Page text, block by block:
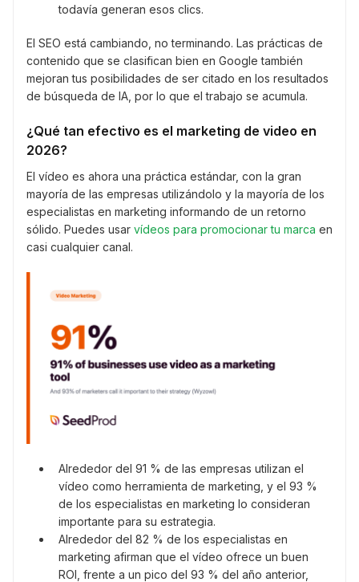
todavía generan esos clics.
El SEO está cambiando, no terminando. Las prácticas de
contenido que se clasifican bien en Google también
mejoran tus posibilidades de ser citado en los resultados
de búsqueda de IA, por lo que el trabajo se acumula.
¿Qué tan efectivo es el marketing de video en
2026?
El vídeo es ahora una práctica estándar, con la gran
mayoría de las empresas utilizándolo y la mayoría de los
especialistas en marketing informando de un retorno
sólido. Puedes usar vídeos para promocionar tu marca en
casi cualquier canal.
Alrededor del 91 % de las empresas utilizan el
vídeo como herramienta de marketing, y el 93 %
de los especialistas en marketing lo consideran
importante para su estrategia.
Alrededor del 82 % de los especialistas en
marketing afirman que el vídeo ofrece un buen
ROI, frente a un pico del 93 % del año anterior,